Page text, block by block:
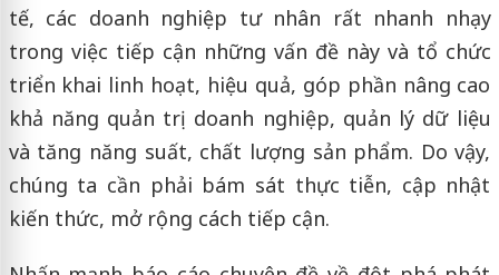
tế, các doanh nghiệp tư nhân rất nhanh nhạy
trong việc tiếp cận những vấn đề này và tổ chức
triển khai linh hoạt, hiệu quả, góp phần nâng cao
khả năng quản trị doanh nghiệp, quản lý dữ liệu
và tăng năng suất, chất lượng sản phẩm. Do vậy,
chúng ta cần phải bám sát thực tiễn, cập nhật
kiến thức, mở rộng cách tiếp cận.